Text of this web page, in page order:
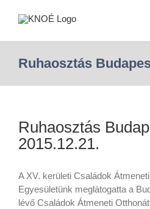
Ruhaosztás
Ruhaosztás
2015.12.21.
A XV. kerületi Családok
Egyesületünk meglátogatta a
lévő Családok Átmeneti